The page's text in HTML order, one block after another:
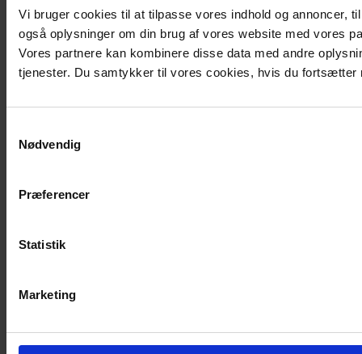
Vi bruger cookies til at tilpasse vores indhold og annoncer,
også oplysninger om din brug af vores website med vores
Vores partnere kan kombinere disse data med andre
tjenester. Du samtykker til vores cookies, hvis du fortsætter
Nødvendig
Præferencer
Statistik
Marketing